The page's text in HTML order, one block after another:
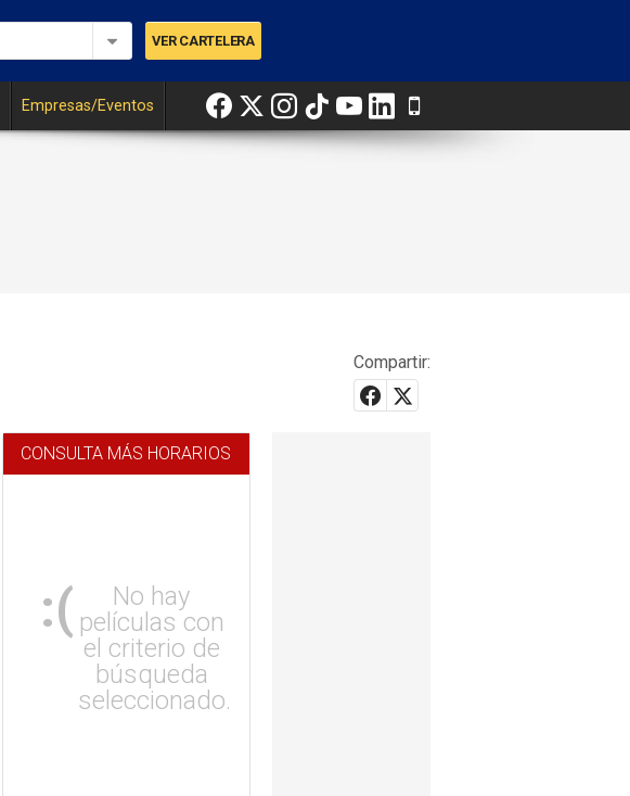
Empresas/Eventos
Compartir:
CONSULTA MÁS HORARIOS
:(
No hay
películas con
el criterio de
búsqueda
seleccionado.